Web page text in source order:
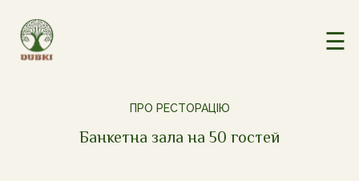
☰
ПРО РЕСТОРАЦІЮ
Банкетна зала на 50 гостей